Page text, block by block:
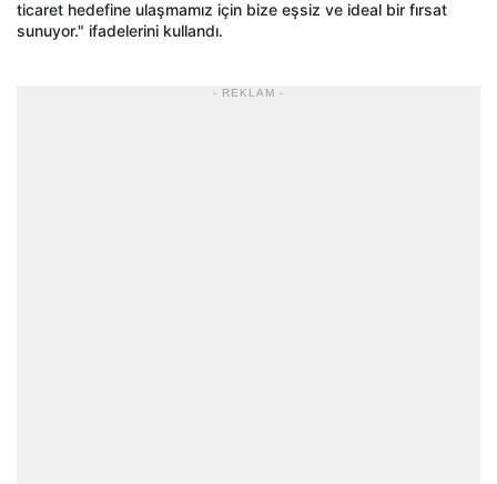
ticaret hedefine ulaşmamız için bize eşsiz ve ideal bir fırsat
sunuyor." ifadelerini kullandı.
- REKLAM -